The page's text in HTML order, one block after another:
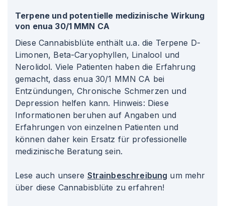
Terpene und potentielle medizinische Wirkung
von enua 30/1 MMN CA
Diese Cannabisblüte enthält u.a. die Terpene D-
Limonen, Beta-Caryophyllen, Linalool und
Nerolidol. Viele Patienten haben die Erfahrung
gemacht, dass enua 30/1 MMN CA bei
Entzündungen, Chronische Schmerzen und
Depression helfen kann. Hinweis: Diese
Informationen beruhen auf Angaben und
Erfahrungen von einzelnen Patienten und
können daher kein Ersatz für professionelle
medizinische Beratung sein.
Lese auch unsere Strainbeschreibung um mehr
über diese Cannabisblüte zu erfahren!